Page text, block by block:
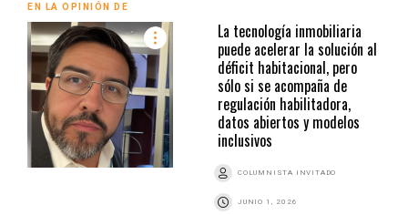
EN LA OPINIÓN DE
La tecnología inmobiliaria
puede acelerar la solución al
déficit habitacional, pero
sólo si se acompaña de
regulación habilitadora,
datos abiertos y modelos
inclusivos
COLUMNISTA INVITADO
JUNIO 1, 2026